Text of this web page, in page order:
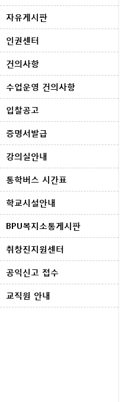
자유게시판
인권센터
건의사항
수업운영 건의사항
입찰공고
증명서발급
강의실안내
통학버스 시간표
학교시설안내
BPU복지소통게시판
취창진지원센터
공익신고 접수
교직원 안내